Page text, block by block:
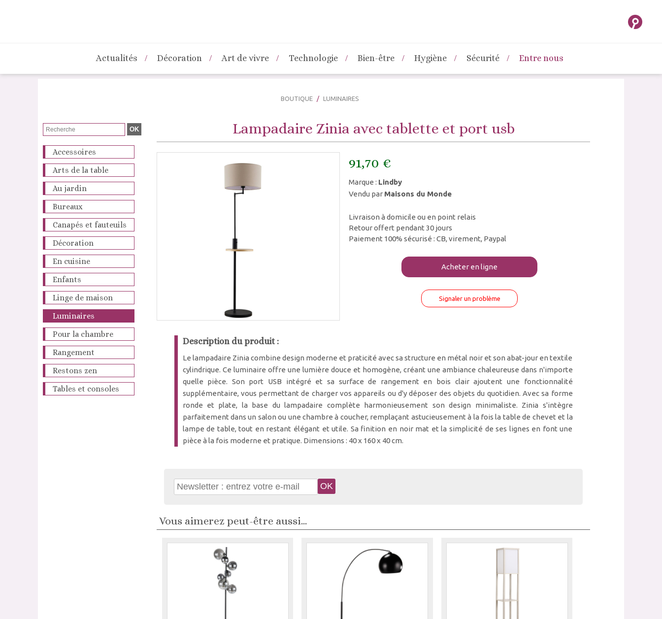
Actualités Décoration Art de vivre Technologie Bien-être Hygiène Sécurité Entre nous
BOUTIQUE LUMINAIRES
Accessoires
Arts de la table
Au jardin
Bureaux
Canapés et fauteuils
Décoration
En cuisine
Enfants
Linge de maison
Luminaires
Pour la chambre
Rangement
Restons zen
Tables et consoles
Lampadaire Zinia avec tablette et port usb
91,70 €
Marque : Lindby
Vendu par Maisons du Monde
Livraison à domicile ou en point relais
Retour offert pendant 30 jours
Paiement 100% sécurisé : CB, virement, Paypal
Acheter en ligne
Signaler un problème
Description du produit :
Le lampadaire Zinia combine design moderne et praticité avec sa structure en métal noir et son abat-jour en textile
cylindrique. Ce luminaire offre une lumière douce et homogène, créant une ambiance chaleureuse dans n'importe
quelle pièce. Son port USB intégré et sa surface de rangement en bois clair ajoutent une fonctionnalité
supplémentaire, vous permettant de charger vos appareils ou d'y déposer des objets du quotidien. Avec sa forme
ronde et plate, la base du lampadaire complète harmonieusement son design minimaliste. Zinia s'intègre
parfaitement dans un salon ou une chambre à coucher, remplaçant astucieusement à la fois la table de chevet et la
lampe de table, tout en restant élégant et utile. Sa finition en noir mat et la simplicité de ses lignes en font une
pièce à la fois moderne et pratique. Dimensions : 40 x 160 x 40 cm.
Vous aimerez peut-être aussi...